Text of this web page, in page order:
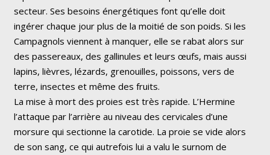
secteur. Ses besoins énergétiques font qu’elle doit
ingérer chaque jour plus de la moitié de son poids. Si les
Campagnols viennent à manquer, elle se rabat alors sur
des passereaux, des gallinules et leurs œufs, mais aussi
lapins, lièvres, lézards, grenouilles, poissons, vers de
terre, insectes et même des fruits.
La mise à mort des proies est très rapide. L’Hermine
l’attaque par l’arrière au niveau des cervicales d’une
morsure qui sectionne la carotide. La proie se vide alors
de son sang, ce qui autrefois lui a valu le surnom de